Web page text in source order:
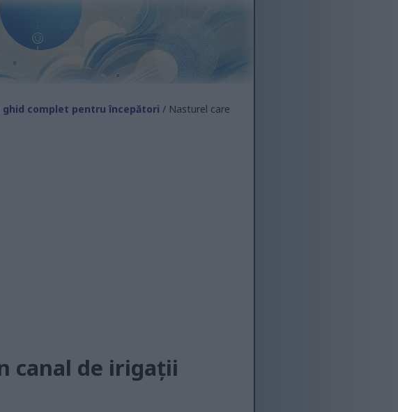
ghid complet pentru începători / Nasturel care
canal de irigații